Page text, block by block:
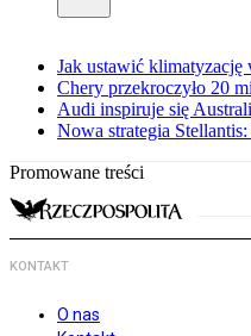
Jak ustawić klimatyzację
Chery przekroczyło 20
Audi inspiruje się
Nowa strategia
Promowane treści
KONTAKT
O nas